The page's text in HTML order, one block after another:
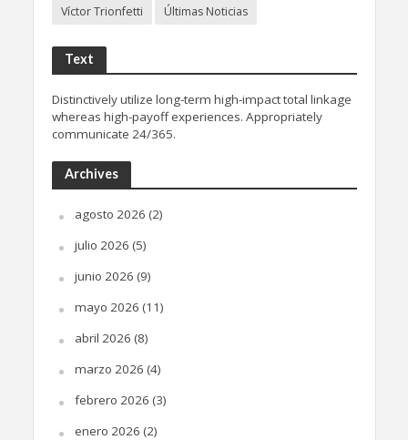
Víctor Trionfetti Últimas Noticias
Text
Distinctively utilize long-term high-impact total linkage
whereas high-payoff experiences. Appropriately
communicate 24/365.
Archives
agosto 2026 (2)
julio 2026 (5)
junio 2026 (9)
mayo 2026 (11)
abril 2026 (8)
marzo 2026 (4)
febrero 2026 (3)
enero 2026 (2)